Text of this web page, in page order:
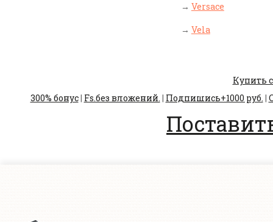
→ Versace
→ Vela
Купить
300% бонус| Fs.без вложений. | Подпишись+1000 руб. |